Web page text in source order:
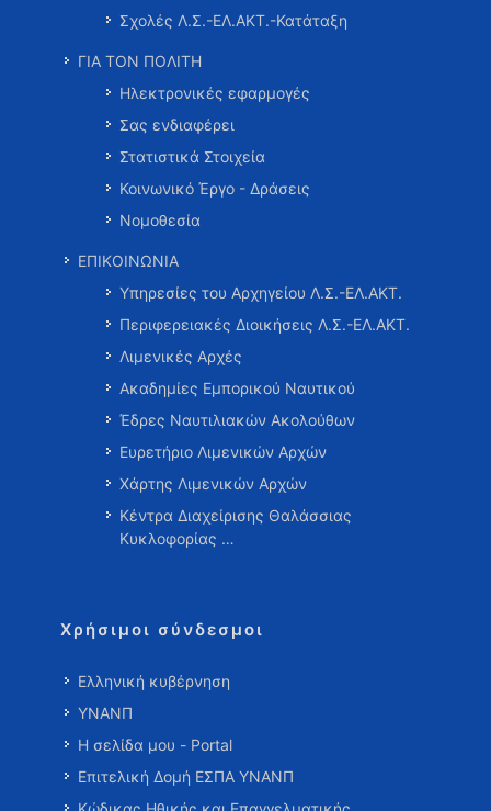
Σχολές Λ.Σ.-ΕΛ.ΑΚΤ.-Κατάταξη
ΓΙΑ ΤΟΝ ΠΟΛΙΤΗ
Ηλεκτρονικές εφαρμογές
Σας ενδιαφέρει
Στατιστικά Στοιχεία
Κοινωνικό Έργο - Δράσεις
Νομοθεσία
ΕΠΙΚΟΙΝΩΝΙΑ
Υπηρεσίες του Αρχηγείου Λ.Σ.-ΕΛ.ΑΚΤ.
Περιφερειακές Διοικήσεις Λ.Σ.-ΕΛ.ΑΚΤ.
Λιμενικές Αρχές
Ακαδημίες Εμπορικού Ναυτικού
Έδρες Ναυτιλιακών Ακολούθων
Ευρετήριο Λιμενικών Αρχών
Χάρτης Λιμενικών Αρχών
Κέντρα Διαχείρισης Θαλάσσιας
Κυκλοφορίας …
Χρήσιμοι σύνδεσμοι
Ελληνική κυβέρνηση
ΥΝΑΝΠ
Η σελίδα μου - Portal
Επιτελική Δομή ΕΣΠΑ ΥΝΑΝΠ